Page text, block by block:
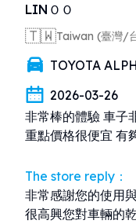
LINＯＯ
🇹🇼Taiwan (臺灣/
TOYOTA
2026-03-26
非常棒的體驗 車子
重點價格很便宜 有
The store reply：
非常感謝您的使用
很高興您對車輛的